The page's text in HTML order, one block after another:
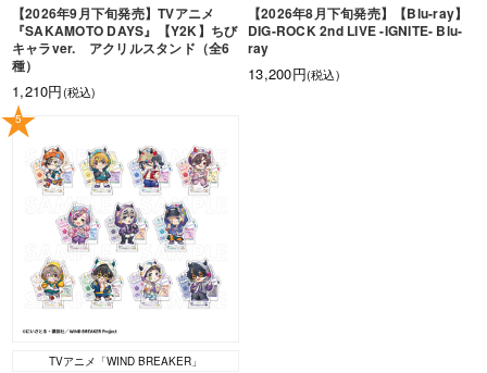
【2026年9月下旬発売】TVアニメ
『SAKAMOTO DAYS』【Y2K】ちび
キャラver. アクリルスタンド（全6
種）
1,210円(税込)
【2026年8月下旬発売】【Blu-ray】
DIG-ROCK 2nd LIVE -IGNITE- Blu-
ray
13,200円(税込)
5
TVアニメ「WIND BREAKER」